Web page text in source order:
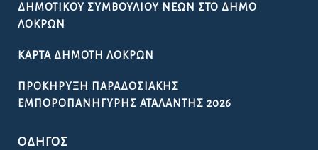
ΔΗΜΟΤΙΚΟΎ ΣΥΜΒΟΥΛΊΟΥ ΝΈΩΝ ΣΤΟ ΔΉΜΟ
ΛΟΚΡΏΝ
ΚΆΡΤΑ ΔΗΜΌΤΗ ΛΟΚΡΏΝ
ΠΡΟΚΉΡΥΞΗ ΠΑΡΑΔΟΣΙΑΚΉΣ
ΕΜΠΟΡΟΠΑΝΉΓΥΡΗΣ ΑΤΑΛΆΝΤΗΣ 2026
ΟΔΗΓΌΣ